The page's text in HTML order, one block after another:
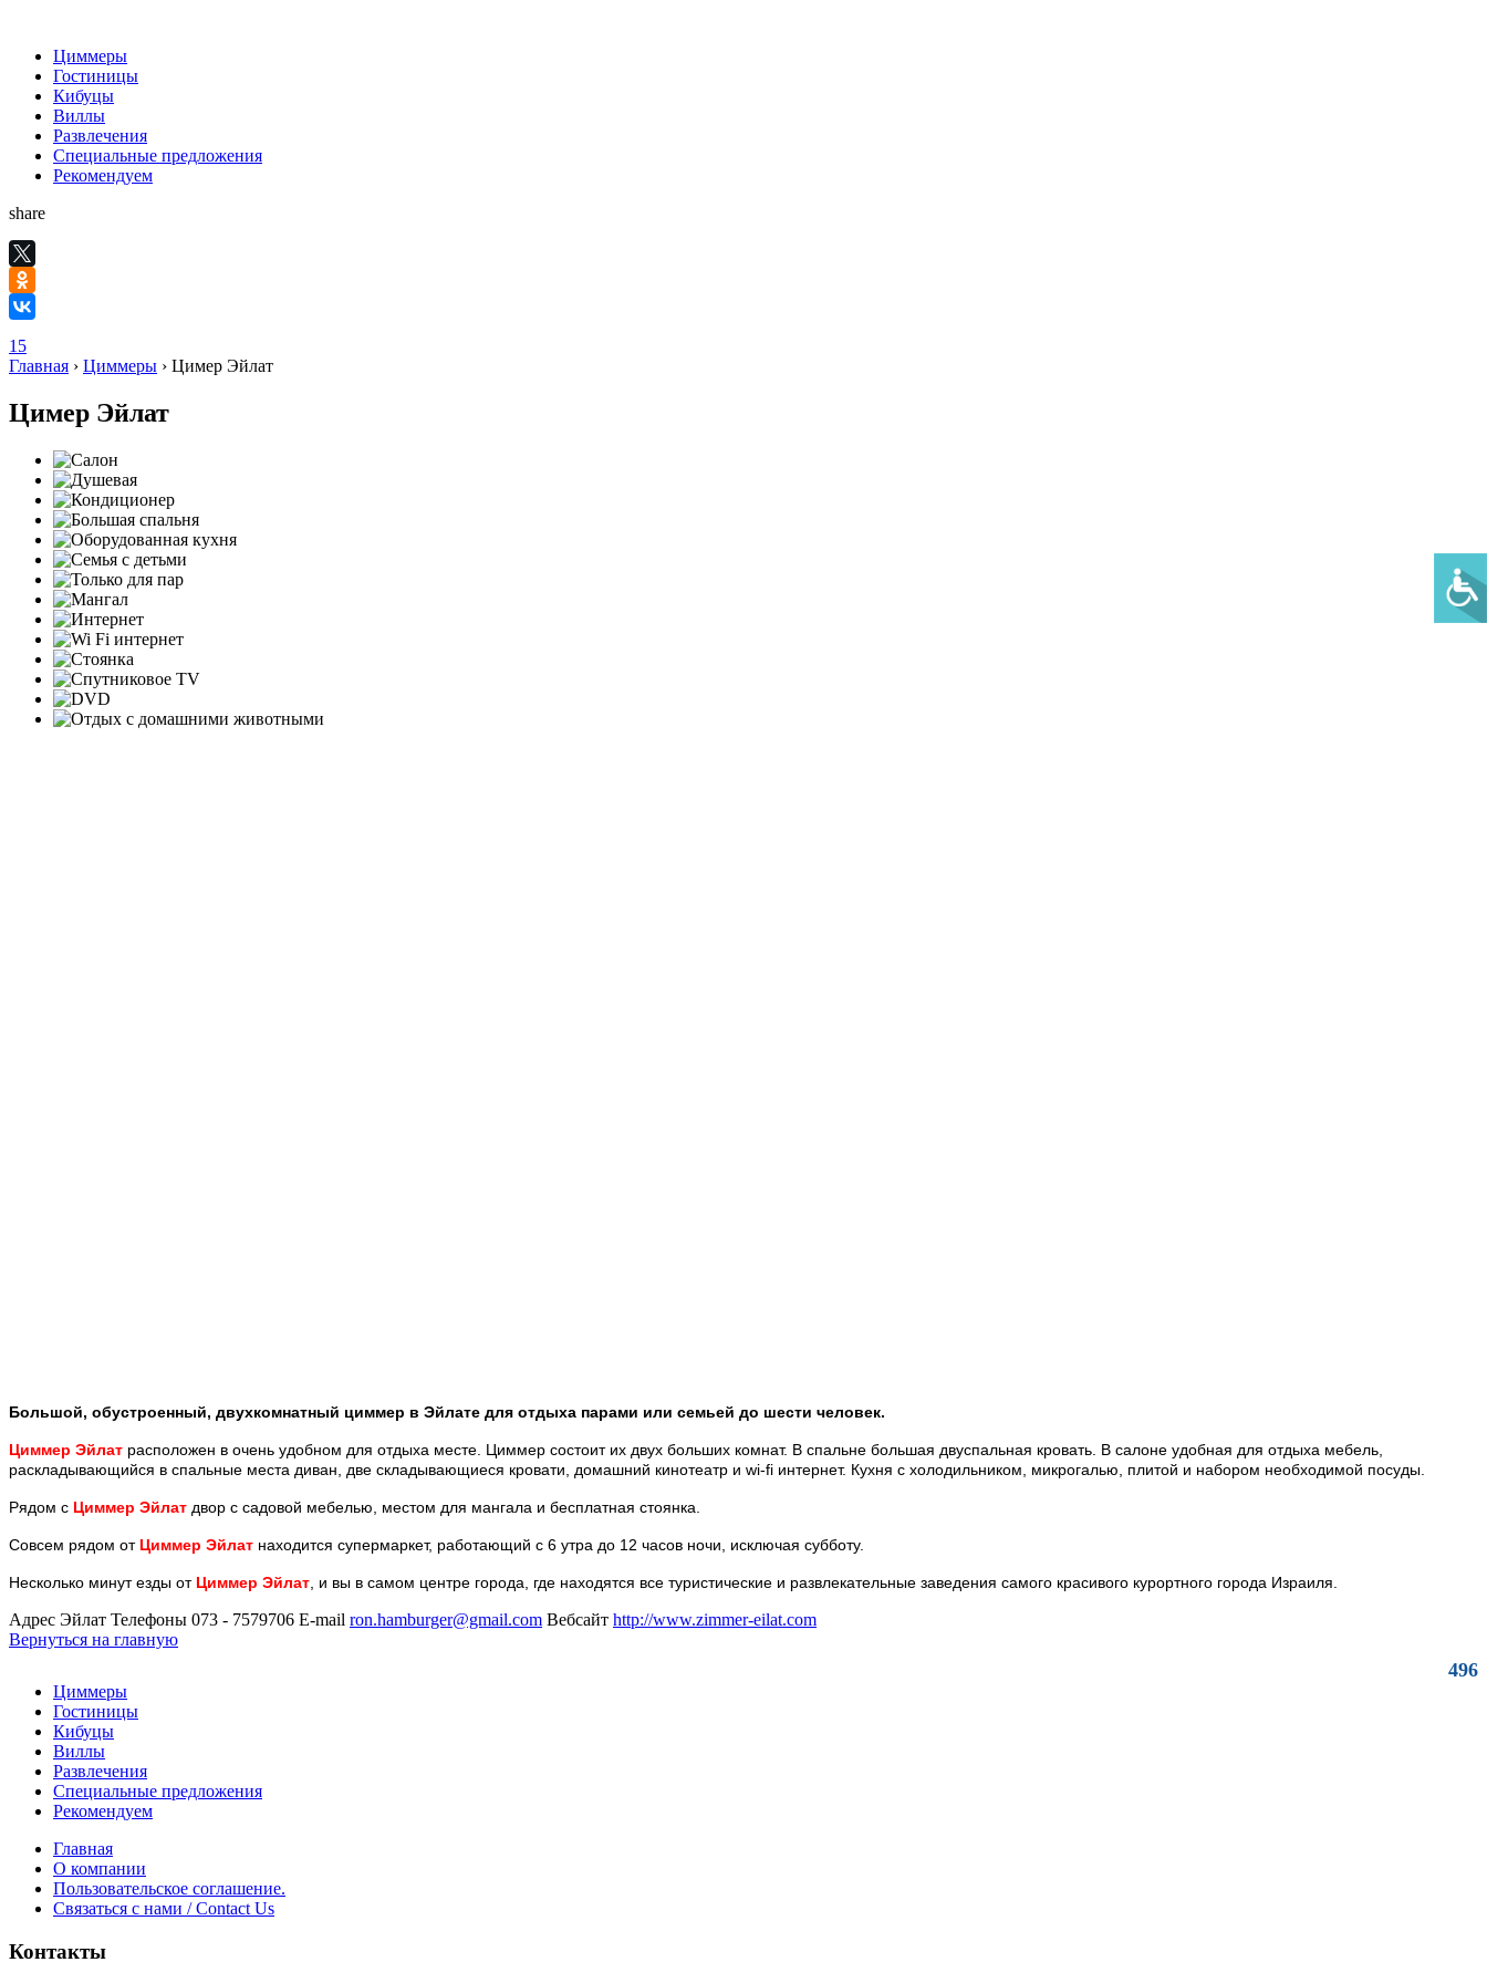
Циммеры
Гостиницы
Кибуцы
Виллы
Развлечения
Специальные предложения
Рекомендуем
share
15
Главная › Циммеры › Цимер Эйлат
Цимер Эйлат
Большой, обустроенный, двухкомнатный циммер в Эйлате для отдыха парами или семьей до шести человек.
Циммер Эйлат расположен в очень удобном для отдыха месте. Циммер состоит их двух больших комнат. В спальне большая двуспальная кровать. В салоне удобная для отдыха мебель,
раскладывающийся в спальные места диван, две складывающиеся кровати, домашний кинотеатр и wi-fi интернет. Кухня с холодильником, микрогалью, плитой и набором необходимой посуды.
Рядом с Циммер Эйлат двор с садовой мебелью, местом для мангала и бесплатная стоянка.
Совсем рядом от Циммер Эйлат находится супермаркет, работающий с 6 утра до 12 часов ночи, исключая субботу.
Несколько минут езды от Циммер Эйлат , и вы в самом центре города, где находятся все туристические и развлекательные заведения самого красивого курортного города Израиля.
Адрес Эйлат Телефоны 073 - 7579706 E-mail ron.hamburger@gmail.com Вебсайт http://www.zimmer-eilat.com
Вернуться на главную
496
Циммеры
Гостиницы
Кибуцы
Виллы
Развлечения
Специальные предложения
Рекомендуем
Главная
О компании
Пользовательское соглашение.
Связаться с нами / Contact Us
Контакты